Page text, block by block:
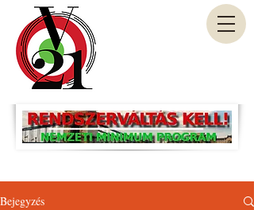
Bejegyzés